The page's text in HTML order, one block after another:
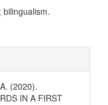
bilingualism.
(2020).
IN A FIRST